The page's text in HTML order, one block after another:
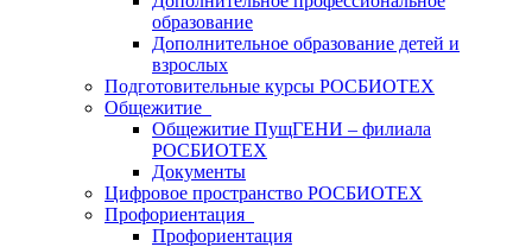
образование
Дополнительное образование детей и
взрослых
Подготовительные курсы РОСБИОТЕХ
Общежитие
Общежитие ПущГЕНИ – филиала
РОСБИОТЕХ
Документы
Цифровое пространство РОСБИОТЕХ
Профориентация
Профориентация